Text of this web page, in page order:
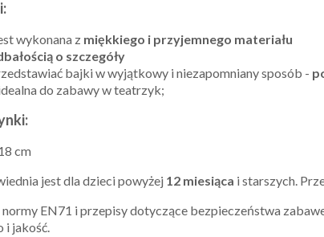
wykonana z miękkiego i przyjemnego materiału
o szczegóły
bajki w wyjątkowy i niezapomniany sposób -
do zabawy w teatrzyk;
cm
jest dla dzieci powyżej 12 miesiąca i starszych.
normy EN71 i przepisy dotyczące bezpieczeństwa
i jakość.